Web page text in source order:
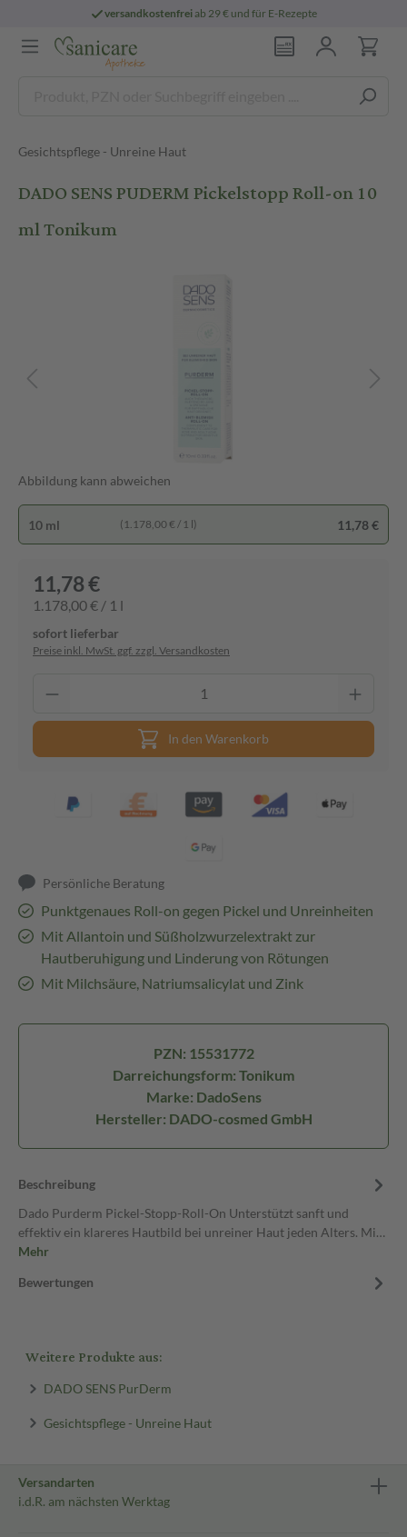
versandkostenfreiab 29 € und für E-Rezepte
Gesichtspflege - Unreine Haut
DADO SENS PUDERM Pickelstopp Roll-on 10
ml Tonikum
Abbildung kann abweichen
10 ml (1.178,00 € / 1 l) 11,78 €
11,78 €
1.178,00 € / 1 l
sofort lieferbar
Preise inkl. MwSt. ggf. zzgl. Versandkosten
In den Warenkorb
Persönliche Beratung
Punktgenaues Roll-on gegen Pickel und Unreinheiten
Mit Allantoin und Süßholzwurzelextrakt zur
Hautberuhigung und Linderung von Rötungen
Mit Milchsäure, Natriumsalicylat und Zink
PZN: 15531772
Darreichungsform: Tonikum
Marke: DadoSens
Hersteller: DADO-cosmed GmbH
Beschreibung
Dado Purderm Pickel-Stopp-Roll-On Unterstützt sanft und
effektiv ein klareres Hautbild bei unreiner Haut jeden Alters. Mi…
Mehr
Bewertungen
Weitere Produkte aus:
DADO SENS PurDerm
Gesichtspflege - Unreine Haut
Versandarten
i.d.R. am nächsten Werktag